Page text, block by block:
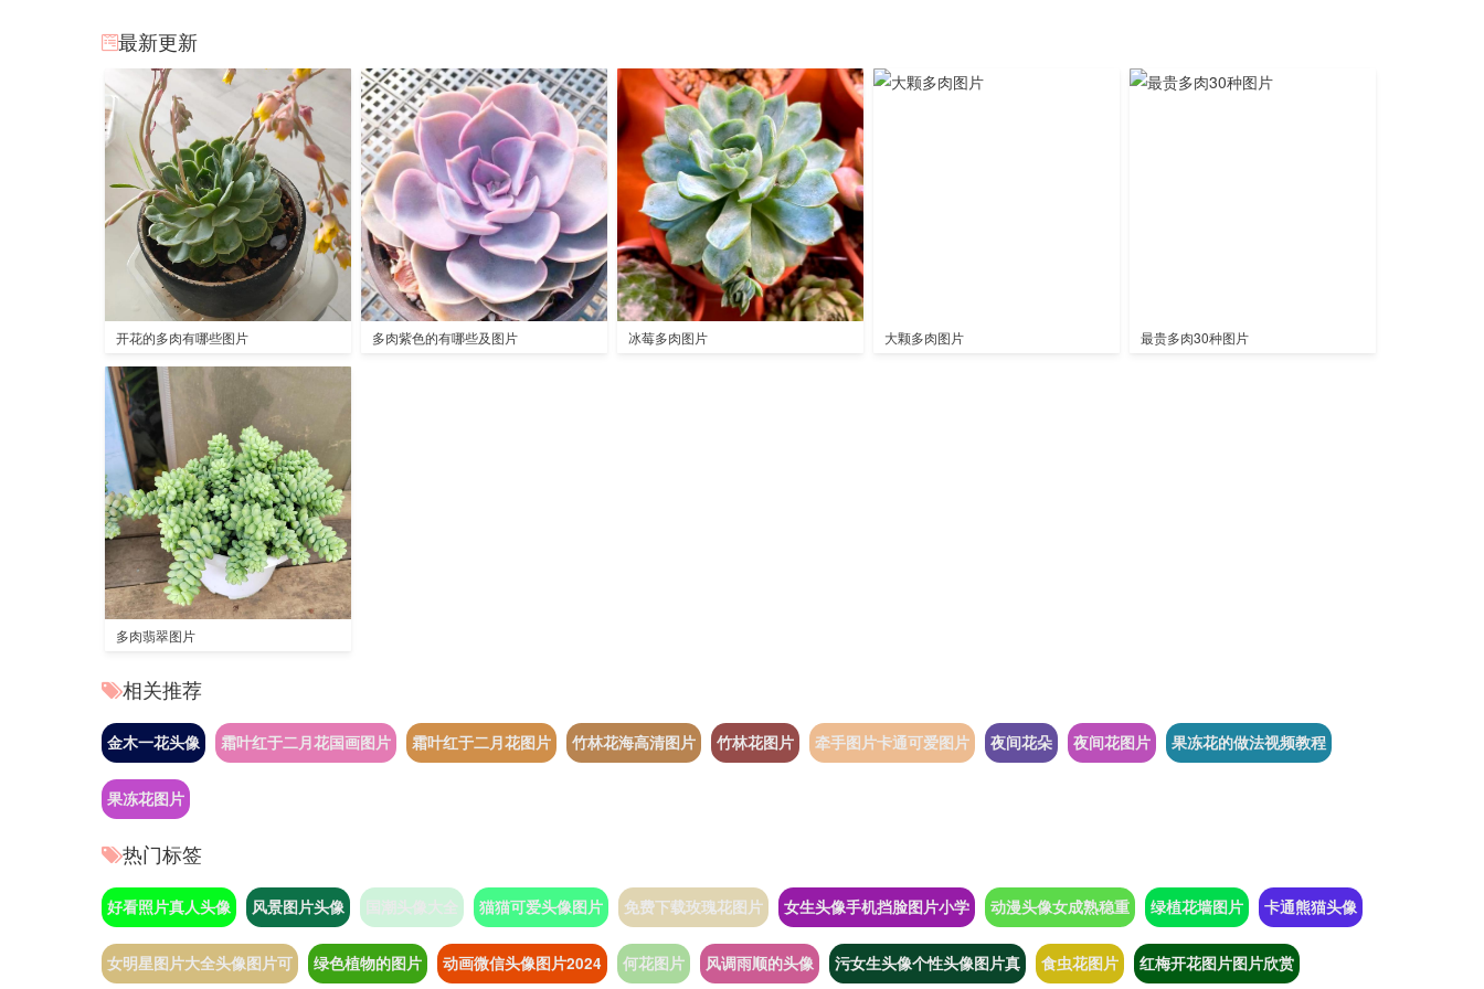
最新更新
开花的多肉有哪些图片 多肉紫色的有哪些及图片 冰莓多肉图片 大颗多肉图片 最贵多肉30种图片
多肉翡翠图片
相关推荐
金木一花头像 霜叶红于二月花国画图片 霜叶红于二月花图片 竹林花海高清图片 竹林花图片 牵手图片卡通可爱图片 夜间花朵 夜间花图片 果冻花的做法视频教程
果冻花图片
热门标签
好看照片真人头像 风景图片头像 国潮头像大全 猫猫可爱头像图片 免费下载玫瑰花图片 女生头像手机挡脸图片小学 动漫头像女成熟稳重 绿植花墙图片 卡通熊猫头像
女明星图片大全头像图片可 绿色植物的图片 动画微信头像图片2024 何花图片 风调雨顺的头像 污女生头像个性头像图片真 食虫花图片 红梅开花图片图片欣赏